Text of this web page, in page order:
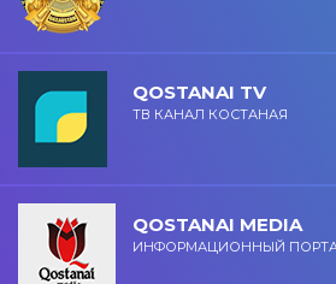
QOSTANAI TV
ТВ КАНАЛ КОСТАНАЯ
QOSTANAI MEDIA
ИНФОРМАЦИОННЫЙ